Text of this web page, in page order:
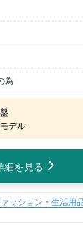
為
デル
細を見る
ッション・生活用